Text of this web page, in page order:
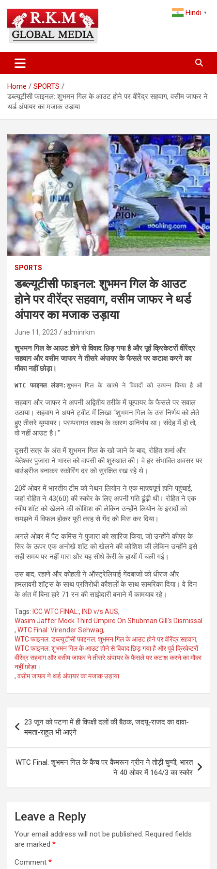
content
Latest Hindi News & Breaking
News – RKM Global Media
and the World
Home
SPORTS
डब्ल्यूटीसी फाइनल: शुभमन गिल के आउट होने पर वीरेंद्र सहवाग, वसीम जाफर ने
थर्ड अंपायर का मजाक उड़ाया
SPORTS
डब्ल्यूटीसी फाइनल: शुभमन गिल के आउट
होने पर वीरेंद्र सहवाग, वसीम जाफर ने थर्ड
अंपायर का मजाक उड़ाया
June 11, 2023 adminrkm
शुभमन गिल के आउट होने से विवाद छिड़ गया है और पूर्व क्रिकेटरों वीरेंद्र
सहवाग और वसीम जाफर ने तीसरे अंपायर के फैसले पर कटाक्ष करने का
मौका नहीं छोड़ा।
WTC फाइनल लंडन: शुभमन गिल के खात्मे ने विवादों को उत्पन्न किया है और
सहवाग और जाफर ने अपनी अद्वितीय तरीके में यूम्पायर के फैसले पर सवाल
उठाया। सहवाग ने अपने ट्वीट में लिखा “शुभमन गिल के उस निर्णय को लेते
हुए तीसरे यूम्पायर। परम्परागत साक्ष्य के कारण अनिर्णय था। संदेह में हो तो,
वो नहीं आउट है।”
दूसरी सत्र के अंत में शुभमन गिल के खो जाने के बाद, रोहित शर्मा और
चेतेश्वर पुजारा ने भारत को वापसी की शुरुआत की। वे हर संभावित अवसर पर
बाउंड्रीज बनाकर स्कोरिंग दर को सुरक्षित रख रहे थे।
20वें ओवर में भारतीय टीम को नेथन लियोन ने एक महत्वपूर्ण हानि पहुंचाई,
जहां रोहित ने 43(60) की स्कोर के लिए अपनी गति ढूंढ़ी थी। रोहित ने एक
स्वीप शॉट को खेलने की कोशिश की लेकिन उन्होंने लियोन के इरादों को
समझने में विफल होकर पूरी तरह से गेंद को मिस कर दिया।
अगले ओवर में पैट कमिंस ने पुजारा को खारिज किया, जो उन्होंने कीपर के
सिर के ऊपर एक अनोखे शॉट को खेलने की कोशिश की लेकिन उन्होंने इसे
सही समय पर नहीं मारा और यह सीधे कैरी के हाथों में चली गई।
उस बाद, रहाणे और कोहली ने ऑस्ट्रेलियाई गेंदबाजों को धीरज और
हमलावरी शॉट्स के साथ प्रतिरोधी कौशलों के साथ सामरिका दिया। वे दिन
के अंत में बिना हारे 71 रन की साझेदारी बनाने में कामयाब रहे।
Tags: ICC WTC FINAL:, IND v/s AUS,
Wasim Jaffer Mock Third Umpire On Shubman Gill's Dismissal
, WTC Final: Virender Sehwag,
WTC फाइनल: डब्ल्यूटीसी फाइनल: शुभमन गिल के आउट होने पर वीरेंद्र सहवाग,
WTC फाइनल: शुभमन गिल के आउट होने से विवाद छिड़ गया है और पूर्व क्रिकेटरों
वीरेंद्र सहवाग और वसीम जाफर ने तीसरे अंपायर के फैसले पर कटाक्ष करने का मौका
नहीं छोड़ा।
, वसीम जाफर ने थर्ड अंपायर का मजाक उड़ाया
navigation
23 जून को पटना में ही विपक्षी दलों की बैठक, जदयू-राजद का दावा-
ममता-राहुल भी आएंगे
WTC Final: शुभमन गिल के कैच पर कैमरून ग्रीन ने तोड़ी चुप्पी, भारत
ने 40 ओवर में 164/3 का स्‍कोर
Leave a Reply
Your email address will not be published. Required fields
are marked *
Comment *
Hindi ▼